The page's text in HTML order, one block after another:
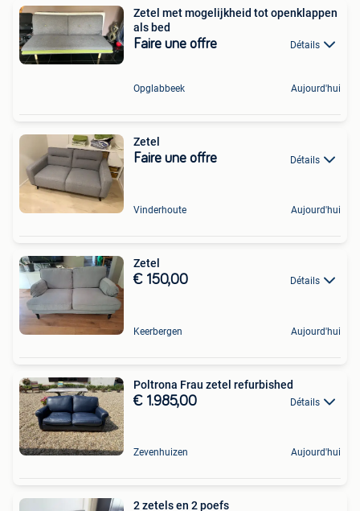
Zetel met mogelijkheid tot openklappen
als bed
Faire une offre Détails
Opglabbeek Aujourd'hui
Zetel
Faire une offre Détails
Vinderhoute Aujourd'hui
Zetel
€ 150,00 Détails
Keerbergen Aujourd'hui
Poltrona Frau zetel refurbished
€ 1.985,00 Détails
Zevenhuizen Aujourd'hui
2 zetels en 2 poefs